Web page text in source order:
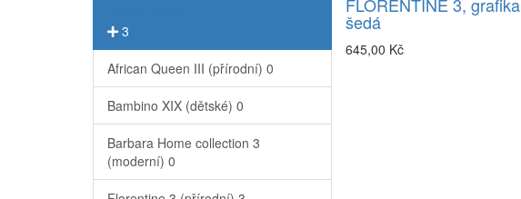
3
African Queen III (přírodní) 0
Bambino XIX (dětské) 0
Barbara Home collection 3
(moderní) 0
šedá
645,00 Kč